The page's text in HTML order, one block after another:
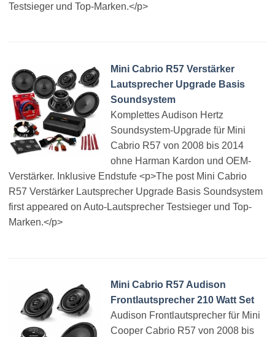
Testsieger und Top-Marken.</p>
Mini Cabrio R57 Verstärker
Lautsprecher Upgrade Basis
Soundsystem
Komplettes Audison Hertz
Soundsystem-Upgrade für Mini
Cabrio R57 von 2008 bis 2014
ohne Harman Kardon und OEM-
Verstärker. Inklusive Endstufe <p>The post Mini Cabrio
R57 Verstärker Lautsprecher Upgrade Basis Soundsystem
first appeared on Auto-Lautsprecher Testsieger und Top-
Marken.</p>
Mini Cabrio R57 Audison
Frontlautsprecher 210 Watt Set
Audison Frontlautsprecher für Mini
Cooper Cabrio R57 von 2008 bis